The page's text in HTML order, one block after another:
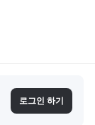
로그인 하기